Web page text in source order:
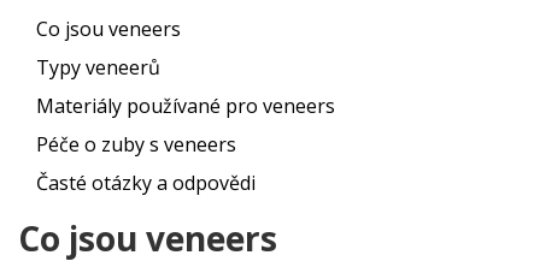
Co jsou veneers
Typy veneerů
Materiály používané pro veneers
Péče o zuby s veneers
Časté otázky a odpovědi
Co jsou veneers